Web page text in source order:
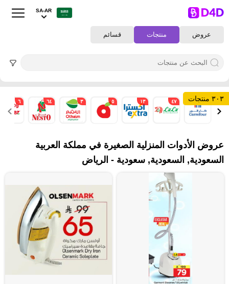
عروض منتجات قسائم
SA-AR
٣٠٣ منتجات ٢ ٤٧ ١٣ ٥ ٣ ٦٤ ٦
عروض الأدوات المنزلية الصغيرة في مملكة العربية
السعودية, السعودية, سعودية - الرياض